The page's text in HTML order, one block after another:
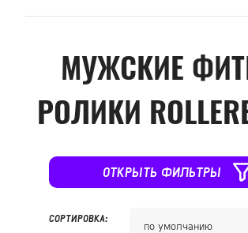
МУЖСКИЕ
РОЛИКИ
ОТКРЫТЬ ФИЛЬТРЫ
СОРТИРОВКА: